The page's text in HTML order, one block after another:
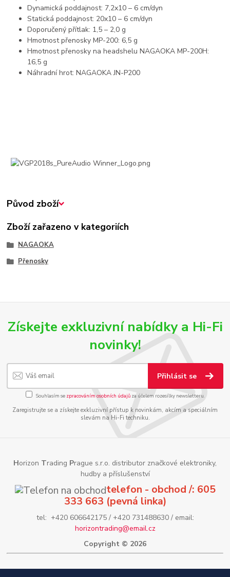
Dynamická poddajnost: 7,2x10 – 6 cm/dyn
Statická poddajnost: 20x10 – 6 cm/dyn
Doporučený přítlak: 1,5 – 2,0 g
Hmotnost přenosky MP-200: 6,5 g
Hmotnost přenosky na headshelu NAGAOKA MP-200H:
16,5 g
Náhradní hrot: NAGAOKA JN-P200
Původ zboží
Zboží zařazeno v kategoriích
NAGAOKA
Přenosky
Získejte exkluzivní nabídky a Hi-Fi
novinky!
Přihlásit se
Souhlasím se zpracováním osobních údajůza účelem rozesílky newsletteru.
Zaregistrujte se a získejte exkluzivní přístup k novinkám, akcím a speciálním
slevám na Hi-Fi techniku.
Horizon Trading Prague s.r.o. distributor značkové elektroniky,
hudby a příslušenství
telefon - obchod /: 605
333 663 (pevná linka)
tel: +420 606642175 / +420 731488630 / email:
horizontrading@email.cz
Copyright © 2026